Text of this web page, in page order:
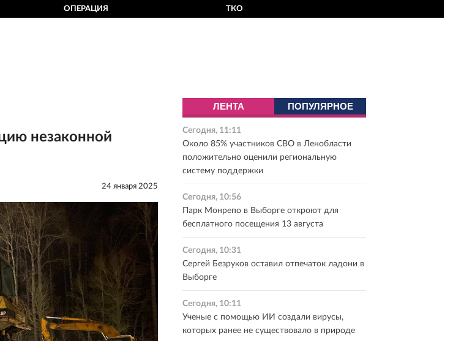
ОПЕРАЦИЯ ТКО
незаконной
24 января 2025
ЛЕНТА ПОПУЛЯРНОЕ
Сегодня, 11:11
Около 85% участников СВО в Ленобласти
положительно оценили региональную
систему поддержки
Сегодня, 10:56
Парк Монрепо в Выборге откроют для
бесплатного посещения 13 августа
Сегодня, 10:31
Сергей Безруков оставил отпечаток ладони в
Выборге
Сегодня, 10:11
Ученые с помощью ИИ создали вирусы,
которых ранее не существовало в природе